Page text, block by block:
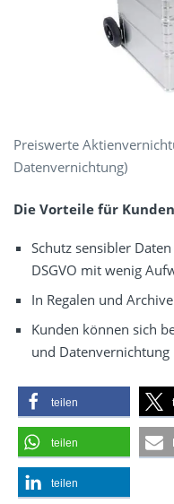
Preiswerte
Datenvernichtung)
Die Vorteile für
Schutz sensibler
DSGVO mit wenig
In Regalen und
Kunden können sich
und Datenvernichtung
teilen
teilen
teilen